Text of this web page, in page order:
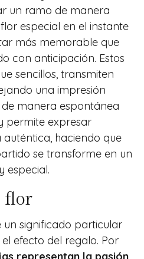
un ramo de manera
especial en el instante
más memorable que
con anticipación. Estos
sencillos, transmiten
una impresión
manera espontánea
permite expresar
haciendo que
se transforme en un
especial.
flor
significado particular
efecto del regalo. Por